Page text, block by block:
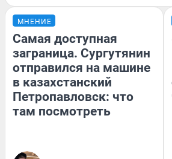
МНЕНИЕ
Самая доступная
заграница. Сургутянин
отправился на машине
в казахстанский
Петропавловск: что
там посмотреть